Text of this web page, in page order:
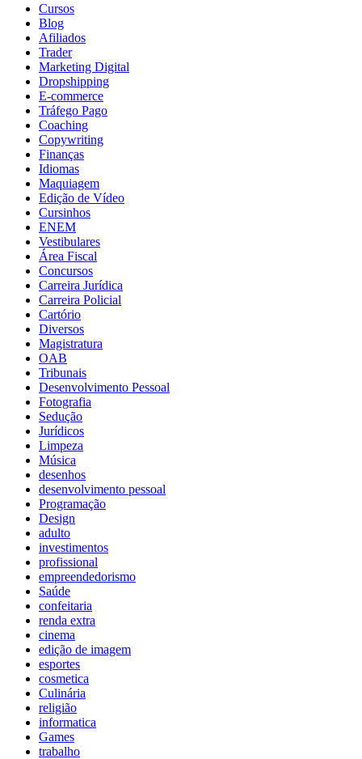
Cursos
Blog
Afiliados
Trader
Marketing Digital
Dropshipping
E-commerce
Tráfego Pago
Coaching
Copywriting
Finanças
Idiomas
Maquiagem
Edição de Vídeo
Cursinhos
ENEM
Vestibulares
Área Fiscal
Concursos
Carreira Jurídica
Carreira Policial
Cartório
Diversos
Magistratura
OAB
Tribunais
Desenvolvimento Pessoal
Fotografia
Sedução
Jurídicos
Limpeza
Música
desenhos
desenvolvimento pessoal
Programação
Design
adulto
investimentos
profissional
empreendedorismo
Saúde
confeitaria
renda extra
cinema
edição de imagem
esportes
cosmetica
Culinária
religião
informatica
Games
trabalho